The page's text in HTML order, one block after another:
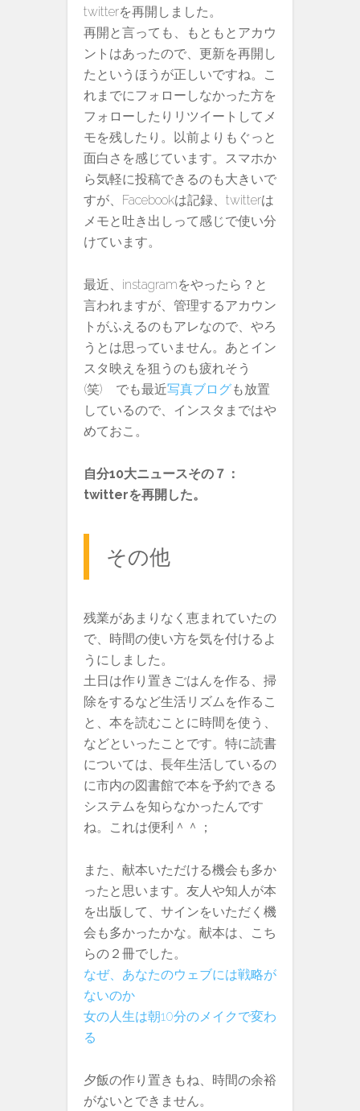
twitterを再開しました。
再開と言っても、もともとアカウ
ントはあったので、更新を再開し
たというほうが正しいですね。こ
れまでにフォローしなかった方を
フォローしたりリツイートしてメ
モを残したり。以前よりもぐっと
面白さを感じています。スマホか
ら気軽に投稿できるのも大きいで
すが、Facebookは記録、twitterは
メモと吐き出しって感じで使い分
けています。
最近、instagramをやったら？と
言われますが、管理するアカウン
トがふえるのもアレなので、やろ
うとは思っていません。あとイン
スタ映えを狙うのも疲れそう
(笑) でも最近写真ブログも放置
しているので、インスタまではや
めておこ。
自分10大ニュースその７：
twitterを再開した。
その他
残業があまりなく恵まれていたの
で、時間の使い方を気を付けるよ
うにしました。
土日は作り置きごはんを作る、掃
除をするなど生活リズムを作るこ
と、本を読むことに時間を使う、
などといったことです。特に読書
については、長年生活しているの
に市内の図書館で本を予約できる
システムを知らなかったんです
ね。これは便利＾＾；
また、献本いただける機会も多か
ったと思います。友人や知人が本
を出版して、サインをいただく機
会も多かったかな。献本は、こち
らの２冊でした。
なぜ、あなたのウェブには戦略が
ないのか
女の人生は朝10分のメイクで変わ
る
夕飯の作り置きもね、時間の余裕
がないとできません。